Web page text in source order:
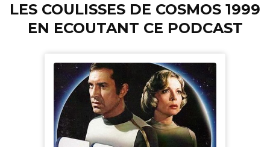
LES COULISSES DE COSMOS 1999
EN ECOUTANT CE PODCAST